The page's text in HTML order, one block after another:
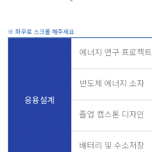
응용설계
에너지 연구 프로젝트
반도체 에너지 소자
졸업 캡스톤 디자인
배터리 및 수소저장